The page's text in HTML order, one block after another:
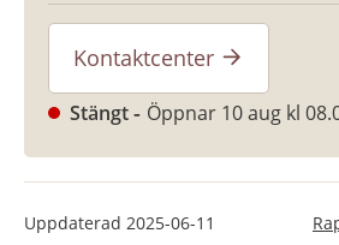
Kontaktcenter
Stängt Öppnar 10 aug kl
Uppdaterad 2025-06-11